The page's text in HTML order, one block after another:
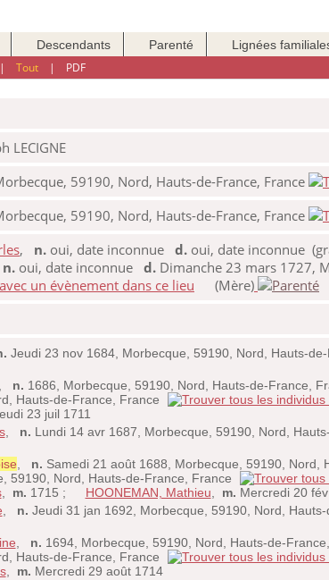
Descendants Parenté Lignées
Tout | PDF
LECIGNE
59190, Nord, Hauts-de-France, France
59190, Nord, Hauts-de-France, France
, n. oui, date inconnue d. oui, date inconnue
n. oui, date inconnue d. Dimanche 23 mars 1727,
(Mère)
Jeudi 23 nov 1684, Morbecque, 59190, Nord, Hauts-
, n. 1686, Morbecque, 59190, Nord, Hauts-de-France,
Hauts-de-France, France
23 juil 1711
, n. Lundi 14 avr 1687, Morbecque, 59190, Nord,
, n. Samedi 21 août 1688, Morbecque, 59190, Nord,
59190, Nord, Hauts-de-France, France
, m. 1715 ; HOONEMAN, Mathieu, m. Mercredi 20
, n. Jeudi 31 jan 1692, Morbecque, 59190, Nord,
, n. 1694, Morbecque, 59190, Nord, Hauts-de-
Hauts-de-France, France
, m. Mercredi 29 août 1714